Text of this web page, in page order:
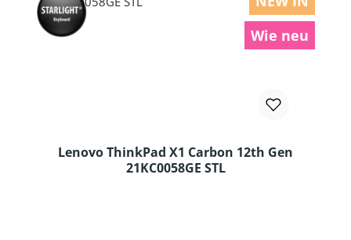
Wie neu
Lenovo ThinkPad X1 Carbon 12th Gen
21KC0058GE STL